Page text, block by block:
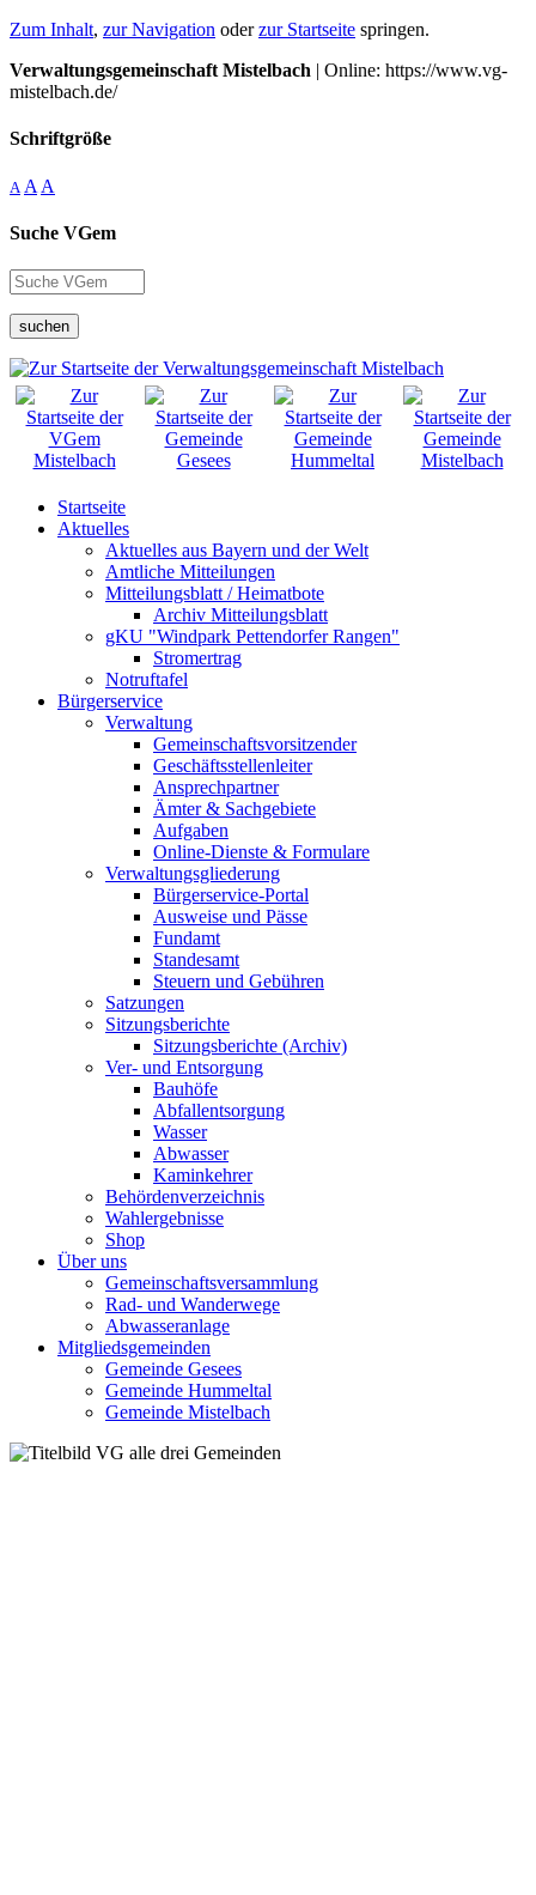
Zum Inhalt, zur Navigation oderzur Startseite springen.
Verwaltungsgemeinschaft Mistelbach | Online: https://www.vg-
mistelbach.de/
Schriftgröße
A A A
Suche VGem
suchen
Startseite
Aktuelles
Aktuelles aus Bayern und der Welt
Amtliche Mitteilungen
Mitteilungsblatt / Heimatbote
Archiv Mitteilungsblatt
gKU "Windpark Pettendorfer Rangen"
Stromertrag
Notruftafel
Bürgerservice
Verwaltung
Gemeinschaftsvorsitzender
Geschäftsstellenleiter
Ansprechpartner
Ämter & Sachgebiete
Aufgaben
Online-Dienste & Formulare
Verwaltungsgliederung
Bürgerservice-Portal
Ausweise und Pässe
Fundamt
Standesamt
Steuern und Gebühren
Satzungen
Sitzungsberichte
Sitzungsberichte (Archiv)
Ver- und Entsorgung
Bauhöfe
Abfallentsorgung
Wasser
Abwasser
Kaminkehrer
Behördenverzeichnis
Wahlergebnisse
Shop
Über uns
Gemeinschaftsversammlung
Rad- und Wanderwege
Abwasseranlage
Mitgliedsgemeinden
Gemeinde Gesees
Gemeinde Hummeltal
Gemeinde Mistelbach